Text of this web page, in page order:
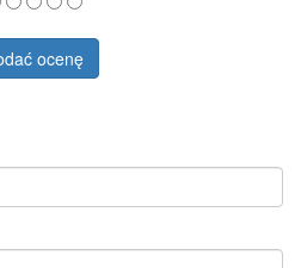
ocenę